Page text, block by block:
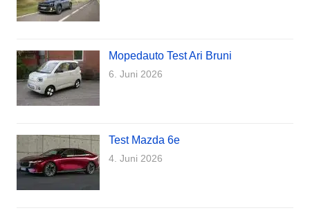
Mopedauto Test Ari Bruni
6. Juni 2026
Test Mazda 6e
4. Juni 2026